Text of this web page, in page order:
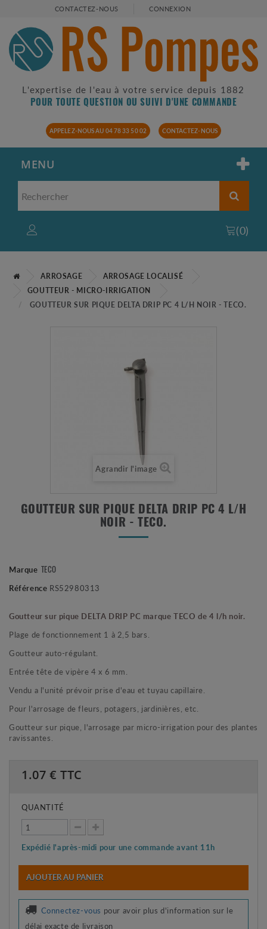
CONTACTEZ-NOUS CONNEXION
L'expertise de l'eau à votre service depuis 1882
POUR TOUTE QUESTION OU SUIVI D'UNE COMMANDE
APPELEZ-NOUS AU 04 78 33 50 02 CONTACTEZ-NOUS
MENU
(0)
ARROSAGE
ARROSAGE LOCALISÉ
GOUTTEUR - MICRO-IRRIGATION
GOUTTEUR SUR PIQUE DELTA DRIP PC 4 L/H NOIR - TECO.
Agrandir l'image
GOUTTEUR SUR PIQUE DELTA DRIP PC 4 L/H
NOIR - TECO.
Marque TECO
Référence RS52980313
Goutteur sur pique DELTA DRIP PC marque TECO de 4 l/h noir.
Plage de fonctionnement 1 à 2,5 bars.
Goutteur auto-régulant.
Entrée tête de vipère 4 x 6 mm.
Vendu a l'unité prévoir prise d'eau et tuyau capillaire.
Pour l'arrosage de fleurs, potagers, jardinières, etc.
Goutteur sur pique, l'arrosage par micro-irrigation pour des plantes
ravissantes.
1.07 € TTC
QUANTITÉ
Expédié l'après-midi pour une commande avant 11h
AJOUTER AU PANIER
Connectez-vous pour avoir plus d'information sur le
délai exacte de livraison